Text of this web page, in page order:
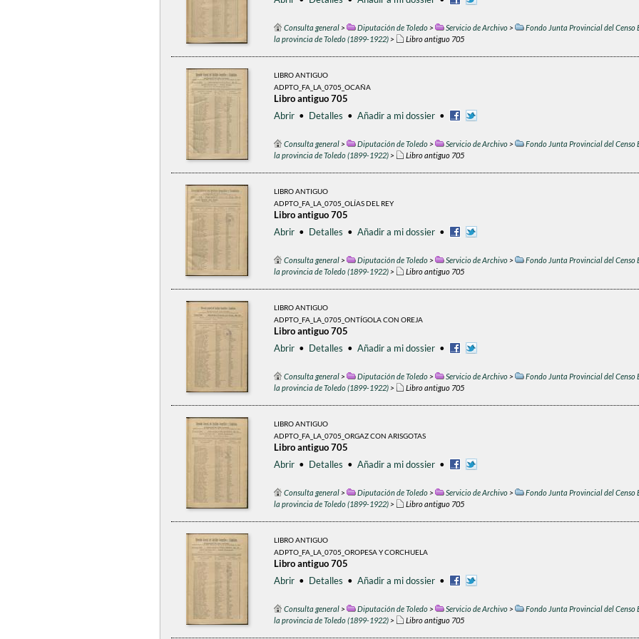
Consulta general> Diputación de Toledo> Servicio de Archivo>
Fondo Junta Provincial del Censo
la provincia de Toledo (1899-1922)> Libro antiguo 705
LIBRO ANTIGUO
ADPTO_FA_LA_0705_OCAÑA
Libro antiguo 705
Abrir • Detalles • Añadir a mi dossier •
Consulta general> Diputación de Toledo> Servicio de Archivo>
Fondo Junta Provincial del Censo
la provincia de Toledo (1899-1922)> Libro antiguo 705
LIBRO ANTIGUO
ADPTO_FA_LA_0705_OLÍAS DEL REY
Libro antiguo 705
Abrir • Detalles • Añadir a mi dossier •
Consulta general> Diputación de Toledo> Servicio de Archivo>
Fondo Junta Provincial del Censo
la provincia de Toledo (1899-1922)> Libro antiguo 705
LIBRO ANTIGUO
ADPTO_FA_LA_0705_ONTÍGOLA CON OREJA
Libro antiguo 705
Abrir • Detalles • Añadir a mi dossier •
Consulta general> Diputación de Toledo> Servicio de Archivo>
Fondo Junta Provincial del Censo
la provincia de Toledo (1899-1922)> Libro antiguo 705
LIBRO ANTIGUO
ADPTO_FA_LA_0705_ORGAZ CON ARISGOTAS
Libro antiguo 705
Abrir • Detalles • Añadir a mi dossier •
Consulta general> Diputación de Toledo> Servicio de Archivo>
Fondo Junta Provincial del Censo
la provincia de Toledo (1899-1922)> Libro antiguo 705
LIBRO ANTIGUO
ADPTO_FA_LA_0705_OROPESA Y CORCHUELA
Libro antiguo 705
Abrir • Detalles • Añadir a mi dossier •
Consulta general> Diputación de Toledo> Servicio de Archivo>
Fondo Junta Provincial del Censo
la provincia de Toledo (1899-1922)> Libro antiguo 705